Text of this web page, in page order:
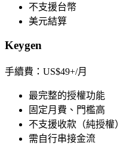
不支援台幣
美元結算
Keygen
手續費： US$49+/月
最完整的授權功能
固定月費、門檻高
不支援收款（純授權）
需自行串接金流